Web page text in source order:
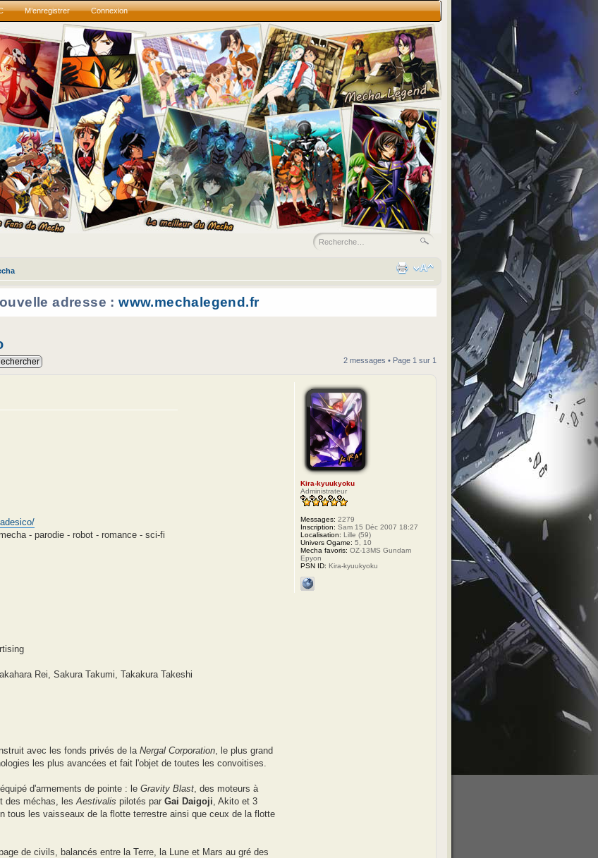
M’enregistrer Connexion
adresse :www.mechalegend.fr
2 messages • Page 1 sur 1
- parodie - robot - romance - sci-fi
Rei, Sakura Takumi, Takakura Takeshi
avec les fonds privés de la Nergal Corporation , le plus grand
les plus avancées et fait l'objet de toutes les convoitises.
équipé d'armements de pointe : le Gravity Blast , des moteurs à
des méchas, les Aestivalis pilotés par Gai Daigoji , Akito et 3
tous les vaisseaux de la flotte terrestre ainsi que ceux de la flotte
de civils, balancés entre la Terre, la Lune et Mars au gré des
Kira-kyuukyoku
Administrateur
Messages: 2279
Inscription: Sam 15 Déc 2007 18:27
Localisation: Lille (59)
Univers Ogame: 5, 10
Mecha favoris: OZ-13MS Gundam
Epyon
PSN ID: Kira-kyuukyoku